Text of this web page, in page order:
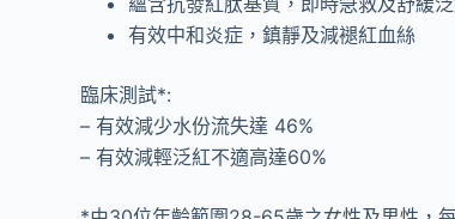
有效中和炎症，鎮靜及減褪紅血絲
臨床測試*:
– 有效減少水份流失達 46%
– 有效減輕泛紅不適高達60%